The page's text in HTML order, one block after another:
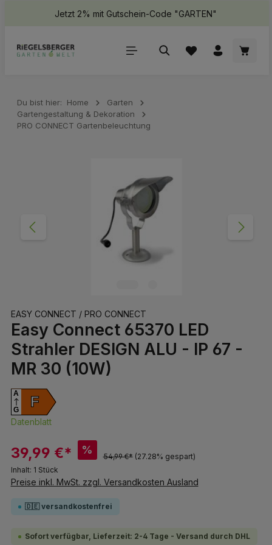
springenJetzt 2% mit Gutschein-Code "GARTEN"
Du bist hier: Home
Garten
Gartengestaltung & Dekoration
PRO CONNECT Gartenbeleuchtung
EASY CONNECT / PRO CONNECT
Easy Connect 65370 LED
Strahler DESIGN ALU - IP 67 -
MR 30 (10W)
F
A
G
Datenblatt
39,99 €* %
54,99 €* (27.28% gespart)
Inhalt: 1 Stück
Preise inkl. MwSt. zzgl. Versandkosten Ausland
🇩🇪 versandkostenfrei
Sofort verfügbar, Lieferzeit: 2-4 Tage - Versand durch DHL